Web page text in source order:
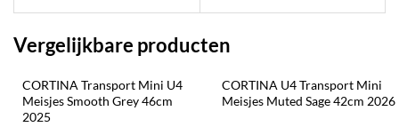
Vergelijkbare producten
CORTINA Transport Mini U4
Meisjes Smooth Grey 46cm
2025
CORTINA U4 Transport Mini
Meisjes Muted Sage 42cm 2026